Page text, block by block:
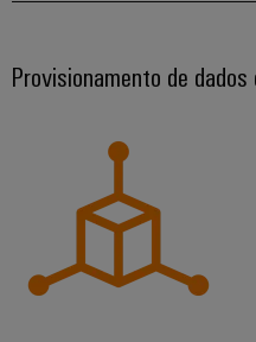
Provisionamento de